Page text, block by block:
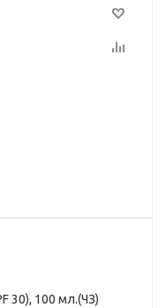
30), 100 мл.(ЧЗ)